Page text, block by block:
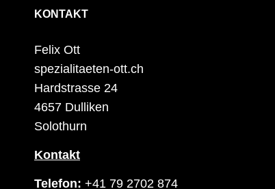
KONTAKT
Felix Ott
spezialitaeten-ott.ch
Hardstrasse 24
4657 Dulliken
Solothurn
Kontakt
Telefon: +41 79 2702 874